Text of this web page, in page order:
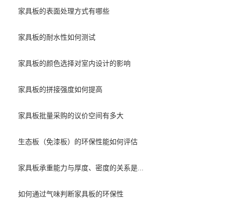
家具板的表面处理方式有哪些
家具板的耐水性如何测试
家具板的颜色选择对室内设计的影响
家具板的拼接强度如何提高
家具板批量采购的议价空间有多大
生态板（免漆板）的环保性能如何评估
家具板承重能力与厚度、密度的关系是...
如何通过气味判断家具板的环保性